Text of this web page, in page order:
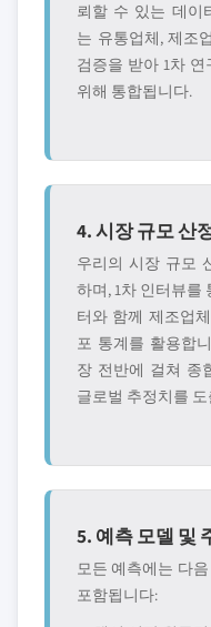
뢰할 수 있는 데이
는 유통업체, 제조
검증을 받아 1차
위해 통합됩니다.
4. 시장 규모 산
우리의 시장 규모
하며, 1차 인터뷰를
터와 함께 제조업
포 통계를 활용합
장 전반에 걸쳐 종
글로벌 추정치를
5. 예측 모델 및
모든 예측에는 다
포함됩니다: